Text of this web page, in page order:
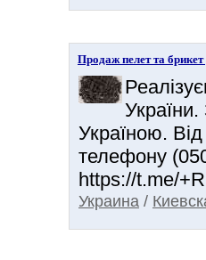
Продаж пелет та
Україною.
телефону
https://t.me/
Украина /